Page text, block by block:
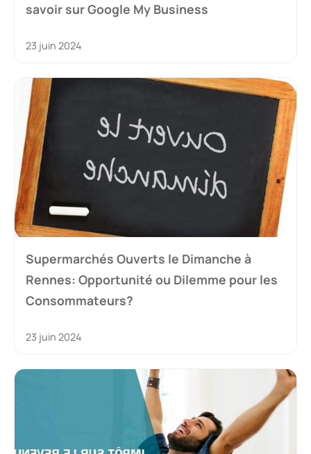
savoir sur Google My Business
23 juin 2024
Supermarchés Ouverts le Dimanche à
Rennes: Opportunité ou Dilemme pour les
Consommateurs?
23 juin 2024